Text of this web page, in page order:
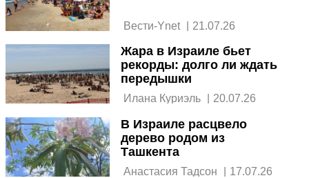
Вести-Ynet | 21.07.26
Жара в Израиле бьет
рекорды: долго ли ждать
передышки
Илана Куриэль 20.07.26
В Израиле расцвело
дерево родом из
Ташкента
| 17.07.26